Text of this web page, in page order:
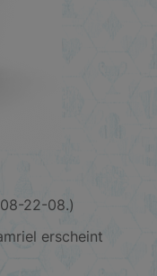
22-08.)
erscheint